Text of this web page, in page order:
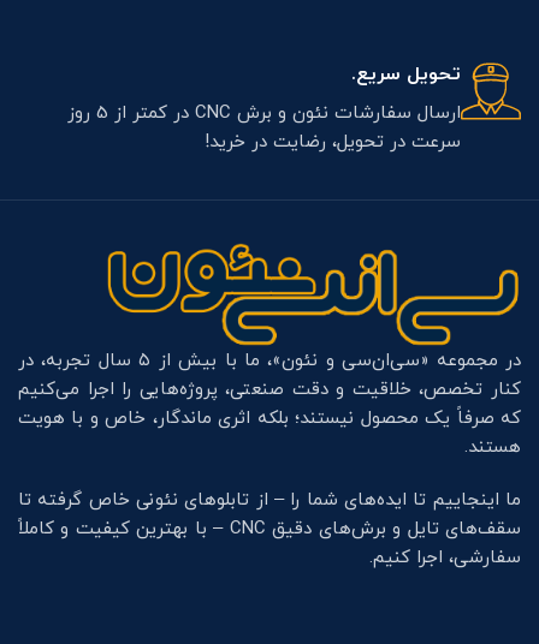
تحویل سریع.
ارسال سفارشات نئون و برش CNC در کمتر از 5 روز
سرعت در تحویل، رضایت در خرید!
در مجموعه «سی‌ان‌سی و نئون»، ما با بیش از ۵ سال تجربه، در
کنار تخصص، خلاقیت و دقت صنعتی، پروژه‌هایی را اجرا می‌کنیم
که صرفاً یک محصول نیستند؛ بلکه اثری ماندگار، خاص و با هویت
هستند.
ما اینجاییم تا ایده‌های شما را – از تابلوهای نئونی خاص گرفته تا
سقف‌های تایل و برش‌های دقیق CNC – با بهترین کیفیت و کاملاً
سفارشی، اجرا کنیم.